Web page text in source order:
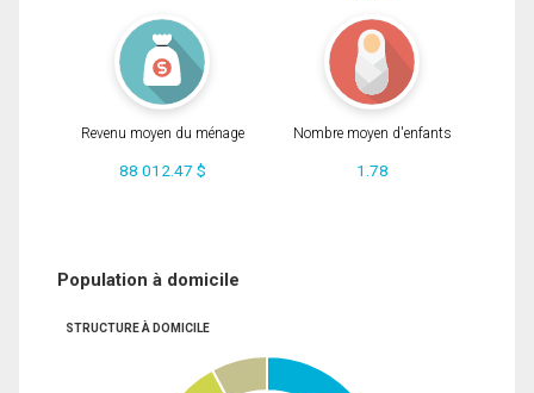
Revenu moyen du ménage
88 012.47 $
Nombre moyen d'enfants
1.78
Population à domicile
STRUCTURE À DOMICILE